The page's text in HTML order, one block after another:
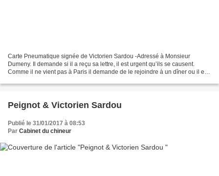
Carte Pneumatique signée de Victorien Sardou -Adressé à Monsieur
Dumeny. Il demande si il a reçu sa lettre, il est urgent qu’ils se causent.
Comme il ne vient pas à Paris il demande de le rejoindre à un dîner ou il est
Peignot & Victorien Sardou
Publié le 31/01/2017 à 08:53
Par Cabinet du chineur